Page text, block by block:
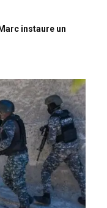
instaure un